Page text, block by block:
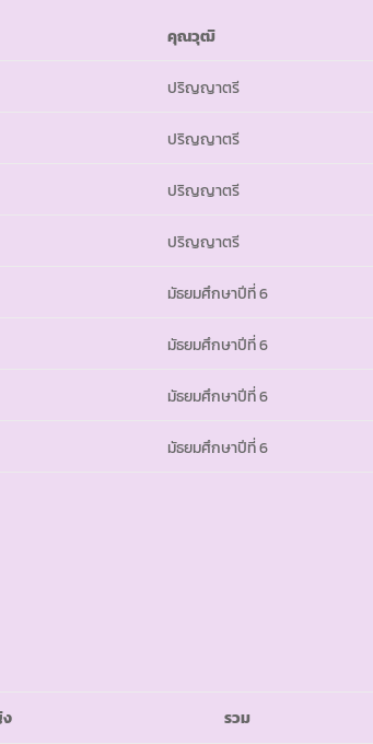
คุณวุฒิ
ปริญญาตรี
ปริญญาตรี
ปริญญาตรี
ปริญญาตรี
มัธยมศึกษาปีที่ 6
มัธยมศึกษาปีที่ 6
มัธยมศึกษาปีที่ 6
มัธยมศึกษาปีที่ 6
รวม